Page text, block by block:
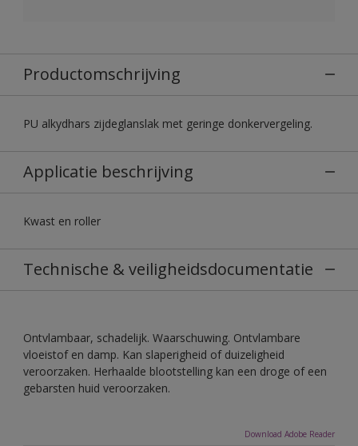
Productomschrijving
PU alkydhars zijdeglanslak met geringe donkervergeling.
Applicatie beschrijving
Kwast en roller
Technische & veiligheidsdocumentatie
Ontvlambaar, schadelijk. Waarschuwing. Ontvlambare
vloeistof en damp. Kan slaperigheid of duizeligheid
veroorzaken. Herhaalde blootstelling kan een droge of een
gebarsten huid veroorzaken.
Download Adobe Reader